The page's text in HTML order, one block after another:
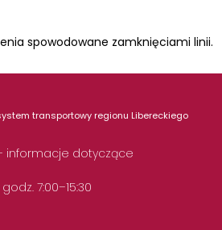
spowodowane zamknięciami linii.
transportowy regionu Libereckiego
informacje dotyczące
7:00–15:30